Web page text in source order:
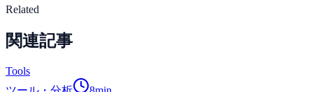
Related
関連記事
Tools